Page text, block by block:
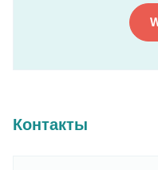
Контакты